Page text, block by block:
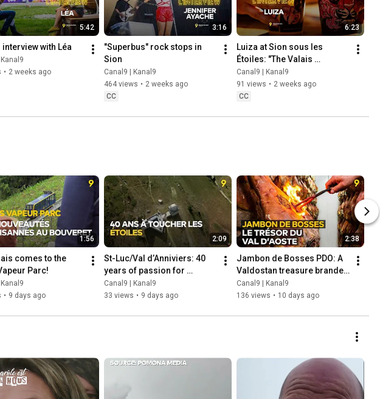
5:42
interview with Léa
• 2 weeks ago
3:16
"Superbus" rock stops in
Sion
Canal9 | Kanal9
464 views • 2 weeks ago
CC
6:23
Luiza at Sion sous les
Étoiles: "The Valais
audience was radiant"
Canal9 | Kanal9
91 views • 2 weeks ago
CC
1:56
comes to the
Parc!
• 9 days ago
2:09
St-Luc/Val d’Anniviers: 40
years of passion for
astronomy
Canal9 | Kanal9
33 views • 9 days ago
2:38
Jambon de Bosses PDO: A
Valdostan treasure branded
in red-hot iron
Canal9 | Kanal9
136 views • 10 days ago